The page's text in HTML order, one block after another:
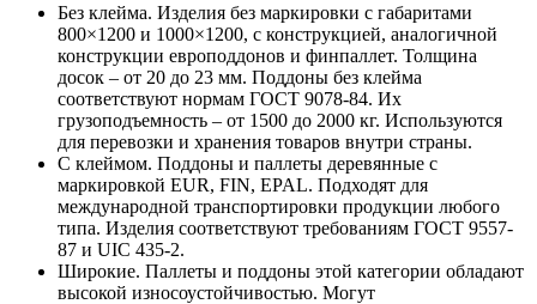
Без клейма. Изделия без маркировки с габаритами
800×1200 и 1000×1200, с конструкцией, аналогичной
конструкции европоддонов и финпаллет. Толщина
досок – от 20 до 23 мм. Поддоны без клейма
соответствуют нормам ГОСТ 9078-84. Их
грузоподъемность – от 1500 до 2000 кг. Используются
для перевозки и хранения товаров внутри страны.
С клеймом. Поддоны и паллеты деревянные с
маркировкой EUR, FIN, EPAL. Подходят для
международной транспортировки продукции любого
типа. Изделия соответствуют требованиям ГОСТ 9557-
87 и UIC 435-2.
Широкие. Паллеты и поддоны этой категории обладают
высокой износоустойчивостью. Могут